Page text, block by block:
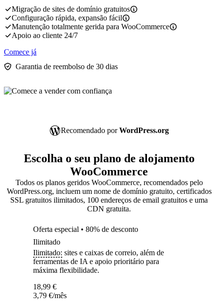
Migração de sites de domínio gratuitos
Configuração rápida, expansão fácil
Manutenção totalmente gerida para WooCommerce
Apoio ao cliente 24/7
Comece já
Garantia de reembolso de 30 dias
Recomendado porWordPress.org
Escolha o seu plano de alojamento
WooCommerce
Todos os planos geridos WooCommerce, recomendados pelo
WordPress.org, incluem um nome de domínio gratuito, certificados
SSL gratuitos ilimitados, 100 endereços de email gratuitos e uma
CDN gratuita.
Oferta especial • 80% de desconto
Ilimitado
Ilimitado: sites e caixas de correio, além de
ferramentas de IA e apoio prioritário para
máxima flexibilidade.
18,99 €
3,79 €/mês